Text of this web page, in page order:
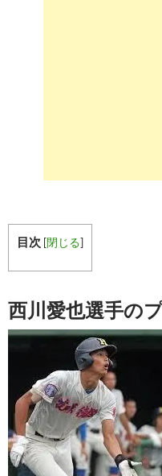
目次 [閉じる]
西川愛也選手の